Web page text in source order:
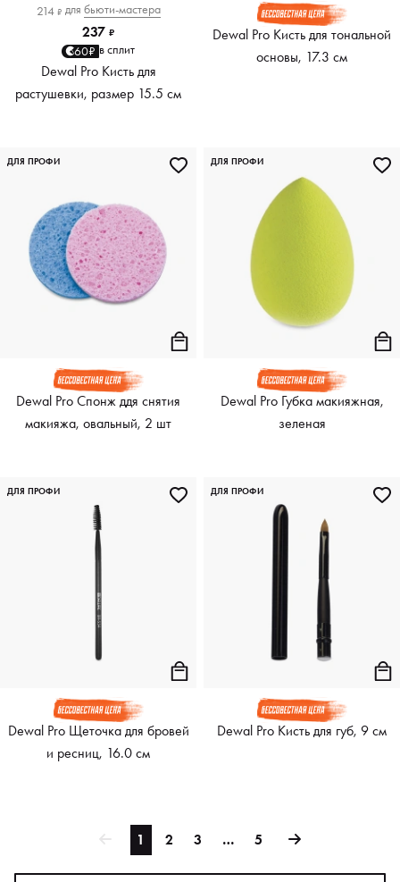
214 ₽ для бьюти-мастера
237 ₽
60₽ в сплит
Dewal Pro Кисть для
растушевки, размер 15.5 см
Dewal Pro Кисть для тональной
основы, 17.3 см
Dewal Pro Спонж ддя снятия
макияжа, овальный, 2 шт
ДЛЯ ПРОФИ
Dewal Pro Губка макияжная,
зеленая
ДЛЯ ПРОФИ
Dewal Pro Щеточка для бровей
и ресниц, 16.0 см
ДЛЯ ПРОФИ
Dewal Pro Кисть для губ, 9 см
ДЛЯ ПРОФИ
1 2 3 … 5